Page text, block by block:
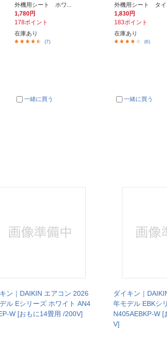
外機用シート ホワ...
1,780円
178ポイント
在庫あり
(7)
一緒に買う
外機用シート タイ
1,830円
183ポイント
在庫あり
(6)
一緒に買う
ン｜DAIKIN エアコン 2026
ル Eシリーズ ホワイト AN4
W [おもに14畳用 /200V]
ダイキン｜
年モデル EBKシ
N405AEBKP-W
V]